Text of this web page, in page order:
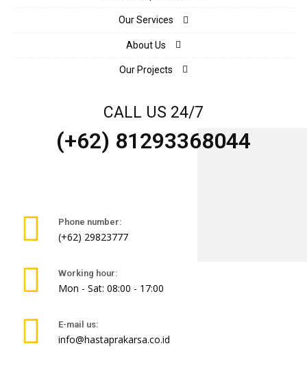
Our Services
About Us
Our Projects
CALL US 24/7
(+62) 81293368044
Phone number:
(+62) 29823777
Working hour:
Mon - Sat: 08:00 - 17:00
E-mail us:
info@hastaprakarsa.co.id